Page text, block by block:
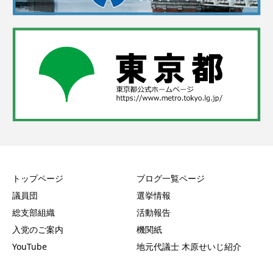
トップページ
議員団
総支部組織
入党のご案内
YouTube
ブログ一覧ページ
選挙情報
活動報告
機関紙
地元代議士 木原せいじ紹介